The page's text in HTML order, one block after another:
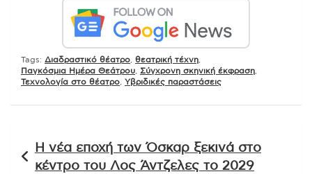
Tags: Διαδραστικό θέατρο θεατρική τέχνη
Παγκόσμια Ημέρα Θεάτρου
Σύγχρονη σκηνική έκφραση
Τεχνολογία στο θέατρο Υβριδικές παραστάσεις
άρθρων
Η νέα εποχή των Όσκαρ ξεκινά στο
κέντρο του Λος Άντζελες το 2029